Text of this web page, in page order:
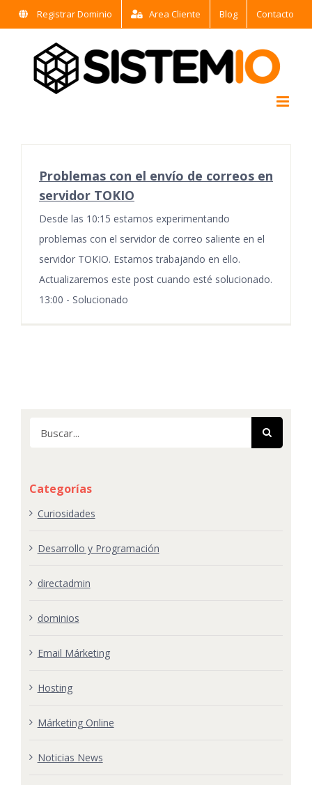
Saltar
al
contenido
Registrar Dominio Area Cliente Blog Contacto
Problemas con el envío de correos en
servidor TOKIO
Desde las 10:15 estamos experimentando
problemas con el servidor de correo saliente en el
servidor TOKIO. Estamos trabajando en ello.
Actualizaremos este post cuando esté solucionado.
13:00 - Solucionado
Categorías
Curiosidades
Desarrollo y Programación
directadmin
dominios
Email Márketing
Hosting
Márketing Online
Noticias News